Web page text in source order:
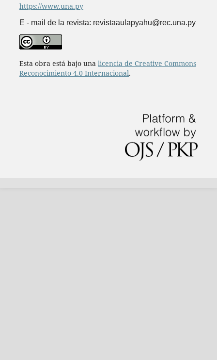
https://www.una.py
E - mail de la revista: revistaaulapyahu@rec.una.py
Esta obra está bajo una licencia de Creative Commons
Reconocimiento 4.0 Internacional.